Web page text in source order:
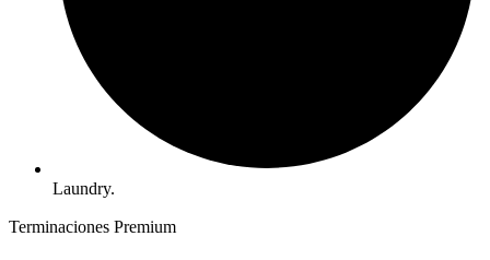
Laundry.
Terminaciones Premium